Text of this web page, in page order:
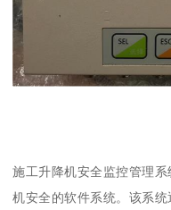
施工升降机安全监控管理
机安全的软件系统。该系